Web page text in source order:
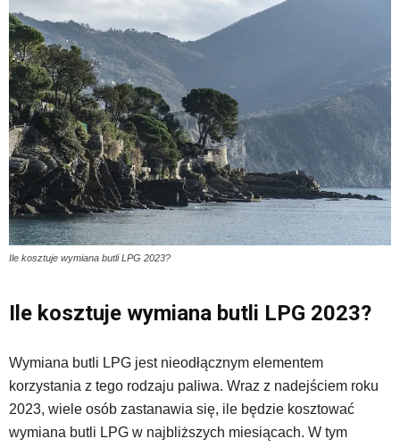
Ile kosztuje wymiana butli LPG 2023?
Ile kosztuje wymiana butli LPG 2023?
Wymiana butli LPG jest nieodłącznym elementem
korzystania z tego rodzaju paliwa. Wraz z nadejściem roku
2023, wiele osób zastanawia się, ile będzie kosztować
wymiana butli LPG w najbliższych miesiącach. W tym